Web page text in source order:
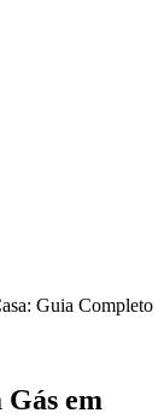
Guia Completo
em